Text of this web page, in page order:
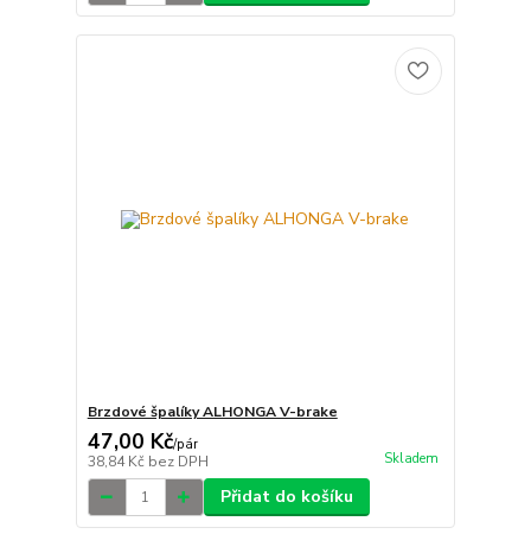
Brzdové špalíky ALHONGA V-brake
47,00 Kč/pár
38,84 Kč bez DPH Skladem
Přidat do košíku